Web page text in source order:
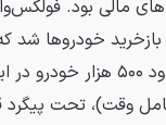
آمریکا برای بازخرید و
وقت)، تحت پیگرد